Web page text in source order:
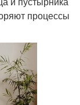
процессы